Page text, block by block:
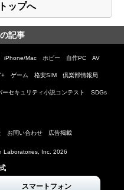
ップへ
記事
iPhone/Mac ホビー 自作PC AV
+ ゲーム 格安SIM 倶楽部情報局
ーセキュリティ小説コンテスト SDGs
お問い合わせ 広告掲載
Laboratories, Inc. 2026
スマートフォン